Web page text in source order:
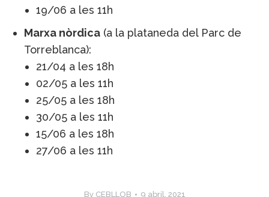
19/06 a les 11h
Marxa nòrdica (a la plataneda del Parc de
Torreblanca):
21/04 a les 18h
02/05 a les 11h
25/05 a les 18h
30/05 a les 11h
15/06 a les 18h
27/06 a les 11h
By CEBLLOB 9 abril, 2021